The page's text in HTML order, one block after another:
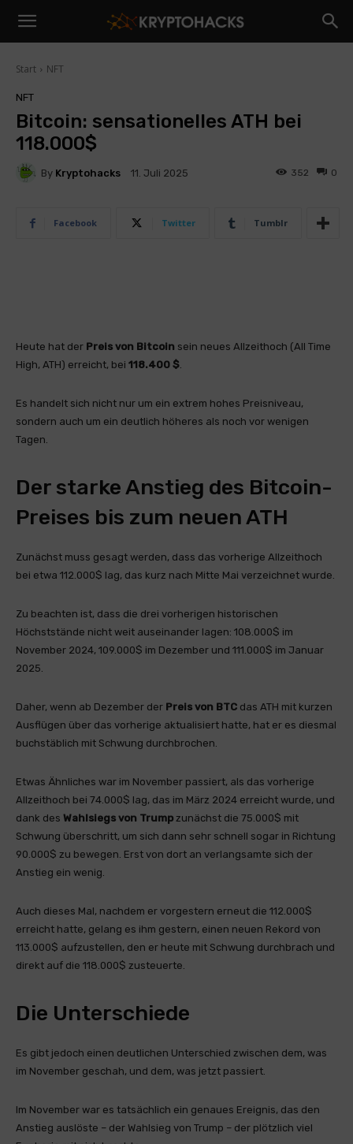
Start NFT
NFT
Bitcoin: sensationelles ATH bei
118.000$
By Kryptohacks 11. Juli 2025 0
352
Facebook Twitter Tumblr
Heute hat der Preis von Bitcoin sein neues Allzeithoch (All Time
High, ATH) erreicht, bei 118.400 $.
Es handelt sich nicht nur um ein extrem hohes Preisniveau,
sondern auch um ein deutlich höheres als noch vor wenigen
Tagen.
Der starke Anstieg des Bitcoin-
Preises bis zum neuen ATH
Zunächst muss gesagt werden, dass das vorherige Allzeithoch
bei etwa 112.000$ lag, das kurz nach Mitte Mai verzeichnet wurde.
Zu beachten ist, dass die drei vorherigen historischen
Höchststände nicht weit auseinander lagen: 108.000$ im
November 2024, 109.000$ im Dezember und 111.000$ im Januar
2025.
Daher, wenn ab Dezember der Preis von BTC das ATH mit kurzen
Ausflügen über das vorherige aktualisiert hatte, hat er es diesmal
buchstäblich mit Schwung durchbrochen.
Etwas Ähnliches war im November passiert, als das vorherige
Allzeithoch bei 74.000$ lag, das im März 2024 erreicht wurde, und
dank des Wahlsiegs von Trump zunächst die 75.000$ mit
Schwung überschritt, um sich dann sehr schnell sogar in Richtung
90.000$ zu bewegen. Erst von dort an verlangsamte sich der
Anstieg ein wenig.
Auch dieses Mal, nachdem er vorgestern erneut die 112.000$
erreicht hatte, gelang es ihm gestern, einen neuen Rekord von
113.000$ aufzustellen, den er heute mit Schwung durchbrach und
direkt auf die 118.000$ zusteuerte.
Die Unterschiede
Es gibt jedoch einen deutlichen Unterschied zwischen dem, was
im November geschah, und dem, was jetzt passiert.
Im November war es tatsächlich ein genaues Ereignis, das den
Anstieg auslöste – der Wahlsieg von Trump – der plötzlich viel